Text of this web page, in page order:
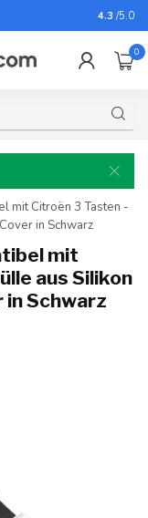
Für fast
4.3 /5.0
0
mit Citroën 3 Tasten -
in Schwarz
mit
aus Silikon
in Schwarz